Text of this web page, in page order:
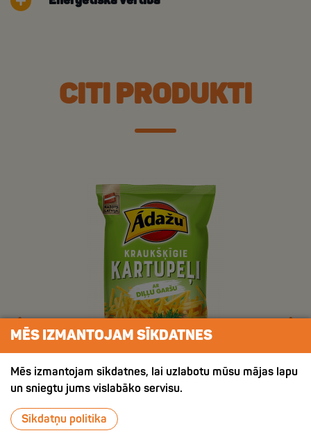
CITI PRODUKTI
ХРУСТЯЩИЙ КАРТОФЕЛЬ СО
ВКУСОМ УКРОПА
MĒS IZMANTOJAM SĪKDATNES
Mēs izmantojam sīkdatnes, lai uzlabotu mūsu mājas lapu
un sniegtu jums vislabāko servisu.
Sīkdatņu politika